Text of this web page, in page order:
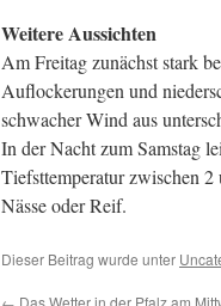
Weitere Aussichten
Am Freitag zunächst stark
Auflockerungen und
schwacher Wind aus
In der Nacht zum Samstag
Tiefsttemperatur zwischen
Nässe oder Reif.
Dieser Beitrag wurde unter
← Das Wetter in der Pfalz am